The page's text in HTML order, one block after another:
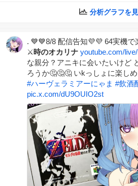
分析グラフを
. 💙💙8/8 配信告知💜💜 64実機で
⚔️時のオカリナ youtube.com/
な親分？アニキに会いたいけど
ろうか🤔🤔🤔 いkっしょに楽し
#ハーヴェラミアーにゃま #飲酒
pic.x.com/dU9OUIO2st